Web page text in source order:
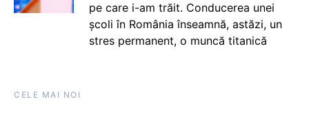
pe care i-am trăit. Conducerea unei
școli în România înseamnă, astăzi, un
stres permanent, o muncă titanică
CELE MAI NOI